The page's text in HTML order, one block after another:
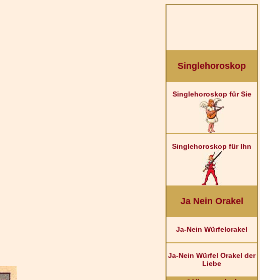
Singlehoroskop
Singlehoroskop für Sie
Singlehoroskop für Ihn
Ja Nein Orakel
Ja-Nein Würfelorakel
Ja-Nein Würfel Orakel der
Liebe